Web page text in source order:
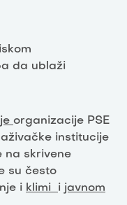
da ublaži
organizacije PSE
institucije
na skrivene
su često
i klimi i javnom